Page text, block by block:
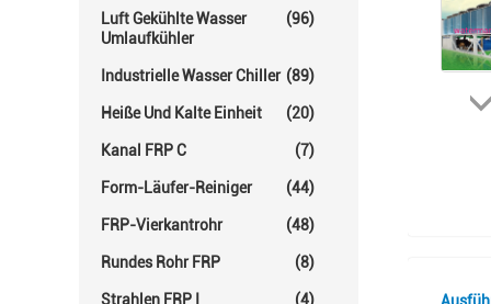
Luft Gekühlte Wasser
Umlaufkühler
(96)
Industrielle Wasser Chiller (89)
Heiße Und Kalte Einheit (20)
Kanal FRP C (7)
Form-Läufer-Reiniger (44)
FRP-Vierkantrohr (48)
Rundes Rohr FRP (8)
Strahlen FRP I (4)